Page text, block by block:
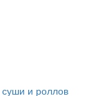
и роллов